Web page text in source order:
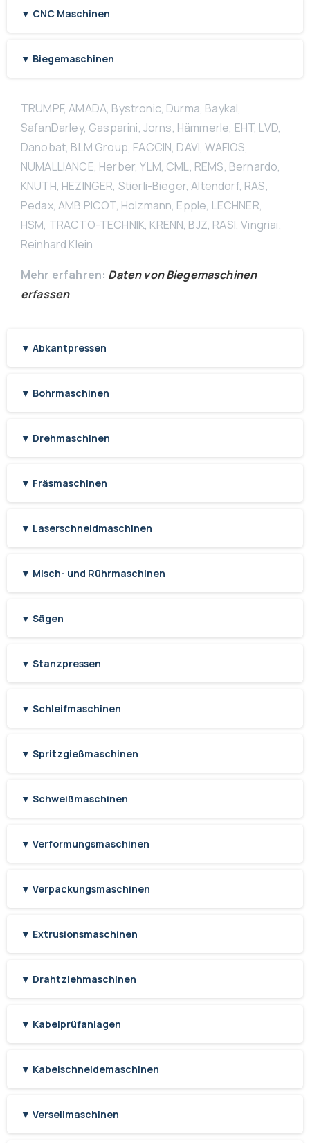
▼ CNC Maschinen
▼ Biegemaschinen
TRUMPF, AMADA, Bystronic, Durma, Baykal,
SafanDarley, Gasparini, Jorns, Hämmerle, EHT, LVD,
Danobat, BLM Group, FACCIN, DAVI, WAFIOS,
NUMALLIANCE, Herber, YLM, CML, REMS, Bernardo,
KNUTH, HEZINGER, Stierli-Bieger, Altendorf, RAS,
Pedax, AMB PICOT, Holzmann, Epple, LECHNER,
HSM, TRACTO-TECHNIK, KRENN, BJZ, RASI, Vingriai,
Reinhard Klein
Mehr erfahren: Daten von Biegemaschinen
erfassen
▼ Abkantpressen
▼ Bohrmaschinen
▼ Drehmaschinen
▼ Fräsmaschinen
▼ Laserschneidmaschinen
▼ Misch- und Rührmaschinen
▼ Sägen
▼ Stanzpressen
▼ Schleifmaschinen
▼ Spritzgießmaschinen
▼ Schweißmaschinen
▼ Verformungsmaschinen
▼ Verpackungsmaschinen
▼ Extrusionsmaschinen
▼ Drahtziehmaschinen
▼ Kabelprüfanlagen
▼ Kabelschneidemaschinen
▼ Verseilmaschinen